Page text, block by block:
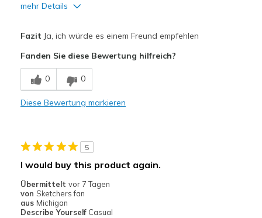
mehr Details
Breathe Well
Comfortable
Going Out
Width
Sizing
View On Shoes
Shoes are for Wearing
Fazit Ja, ich würde es einem Freund empfehlen
Fanden Sie diese Bewertung hilfreich?
0 0
Diese Bewertung markieren
5
I would buy this product again.
Übermittelt vor 7 Tagen
von Sketchers fan
aus Michigan
Describe Yourself Casual